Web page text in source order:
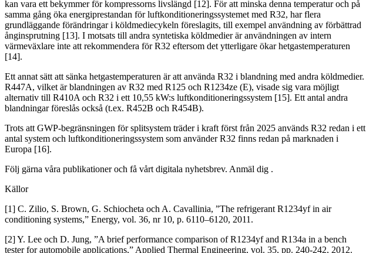
kan vara ett bekymmer för kompressorns livslängd [12]. För att minska denna temperatur och på
samma gång öka energiprestandan för luftkonditioneringssystemet med R32, har flera
grundläggande förändringar i köldmediecykeln föreslagits, till exempel användning av förbättrad
ånginsprutning [13]. I motsats till andra syntetiska köldmedier är användningen av intern
värmeväxlare inte att rekommendera för R32 eftersom det ytterligare ökar hetgastemperaturen
[14].
Ett annat sätt att sänka hetgastemperaturen är att använda R32 i blandning med andra köldmedier.
R447A, vilket är blandningen av R32 med R125 och R1234ze (E), visade sig vara möjligt
alternativ till R410A och R32 i ett 10,55 kW:s luftkonditioneringssystem [15]. Ett antal andra
blandningar föreslås också (t.ex. R452B och R454B).
Trots att GWP-begränsningen för splitsystem träder i kraft först från 2025 används R32 redan i ett
antal system och luftkonditioneringssystem som använder R32 finns redan på marknaden i
Europa [16].
Följ gärna våra publikationer och få vårt digitala nyhetsbrev. Anmäl dig .
Källor
[1] C. Zilio, S. Brown, G. Schiocheta och A. Cavallinia, ”The refrigerant R1234yf in air
conditioning systems,” Energy, vol. 36, nr 10, p. 6110–6120, 2011.
[2] Y. Lee och D. Jung, ”A brief performance comparison of R1234yf and R134a in a bench
tester for automobile applications,” Applied Thermal Engineering, vol. 35, pp. 240-242, 2012.